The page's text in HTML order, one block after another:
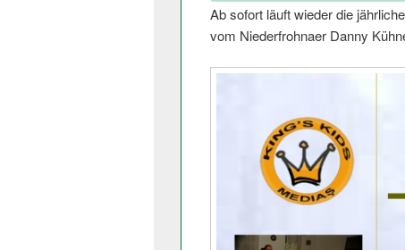
Ab sofort läuft wieder die
vom Niederfrohnaer Danny